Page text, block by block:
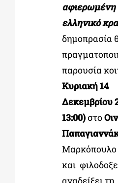
αφιερωμένη
ελληνικό
δημοπρασία
παρουσία
Κυριακή 14
Δεκεμβρίου
13:00)στο
Μαρκόπουλο
και
αναδείξει τη